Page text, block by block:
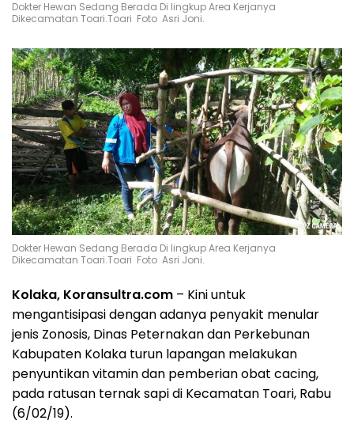
Dokter Hewan Sedang Berada Di lingkup Area Kerjanya
Dikecamatan Toari.Toari Foto Asri Joni.
Dokter Hewan Sedang Berada Di lingkup Area Kerjanya
Dikecamatan Toari.Toari Foto Asri Joni.
Kolaka, Koransultra.com – Kini untuk
mengantisipasi dengan adanya penyakit menular
jenis Zonosis, Dinas Peternakan dan Perkebunan
Kabupaten Kolaka turun lapangan melakukan
penyuntikan vitamin dan pemberian obat cacing,
pada ratusan ternak sapi di Kecamatan Toari, Rabu
(6/02/19).